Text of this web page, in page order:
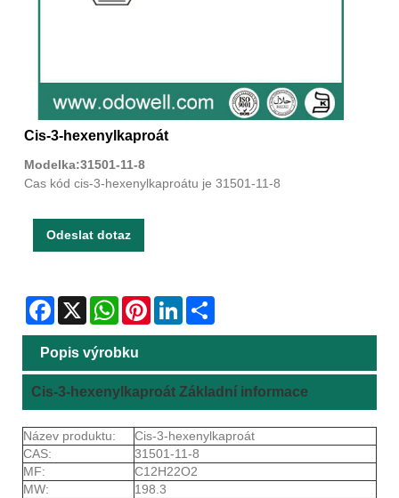
Cis-3-hexenylkaproát
Modelka:31501-11-8
Cas kód cis-3-hexenylkaproátu je 31501-11-8
Odeslat dotaz
Facebook
X WhatsAppPinterestLinkedIn
Popis výrobku
Cis-3-hexenylkaproát Základní informace
Název produktu:
Cis-3-hexenylkaproát
CAS:
31501-11-8
MF:
C12H22O2
MW:
198.3